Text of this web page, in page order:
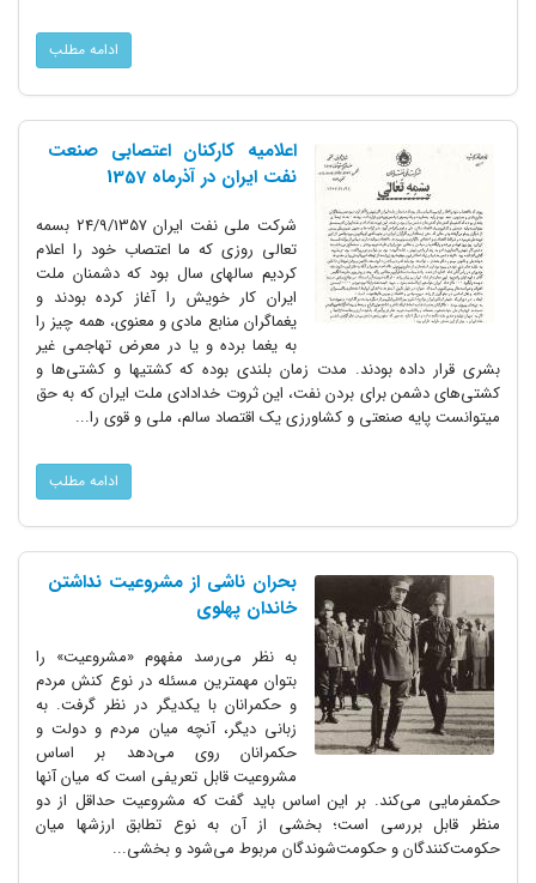
ادامه مطلب
اعلامیه کارکنان اعتصابی صنعت
نفت ایران در آذرماه 1357
شرکت ملی نفت ایران 24/9/1357 بسمه
تعالی روزی که ما اعتصاب خود را اعلام
کردیم سالهای سال بود که دشمنان ملت
ایران کار خویش را آغاز کرده بودند و
یغماگران منابع مادی و معنوی، همه چیز را
به یغما برده و یا در معرض تهاجمی غیر
بشری قرار داده بودند. مدت زمان بلندی بوده که کشتیها و کشتی‌ها و
کشتی‌های دشمن برای بردن نفت، این ثروت خدادادی ملت ایران که به حق
میتوانست پایه صنعتی و کشاورزی یک اقتصاد سالم، ملی و قوی را...
ادامه مطلب
بحران ناشی از مشروعیت نداشتن
خاندان پهلوی
به نظر می‌رسد مفهوم «مشروعیت» را
بتوان مهمترین مسئله در نوع کنش مردم
و حکمرانان با یکدیگر در نظر گرفت. به
زبانی دیگر، آنچه میان مردم و دولت و
حکمرانان روی می‌دهد بر اساس
مشروعیت قابل تعریفی است که میان آنها
حکمفرمایی می‌کند. بر این اساس باید گفت که مشروعیت حداقل از دو
منظر قابل بررسی است؛ بخشی از آن به نوع تطابق ارزشها میان
حکومت‌‌کنندگان و حکومت‌شوندگان مربوط می‌شود و بخشی...